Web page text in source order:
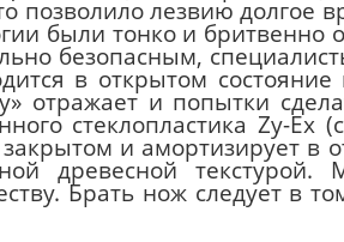
позволило лезвию
были тонко и
безопасным,
в открытом
отражает и попытки
стеклопластика Zy-Ex
и амортизирует в
древесной
Брать нож следует в